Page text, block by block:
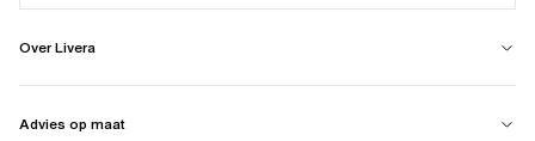
Over Livera
Advies op maat